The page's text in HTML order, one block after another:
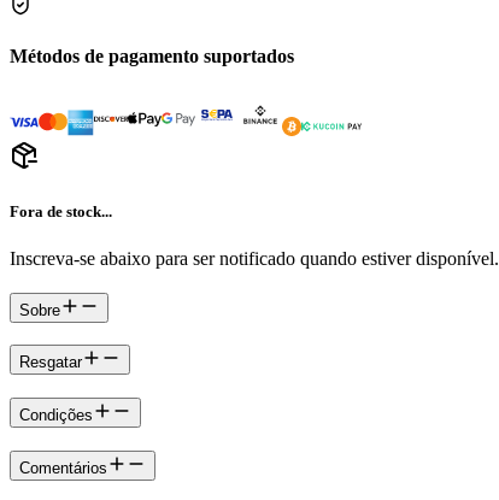
Métodos de pagamento suportados
Fora de stock...
Inscreva-se abaixo para ser notificado quando estiver disponível.
Sobre
Resgatar
Condições
Comentários